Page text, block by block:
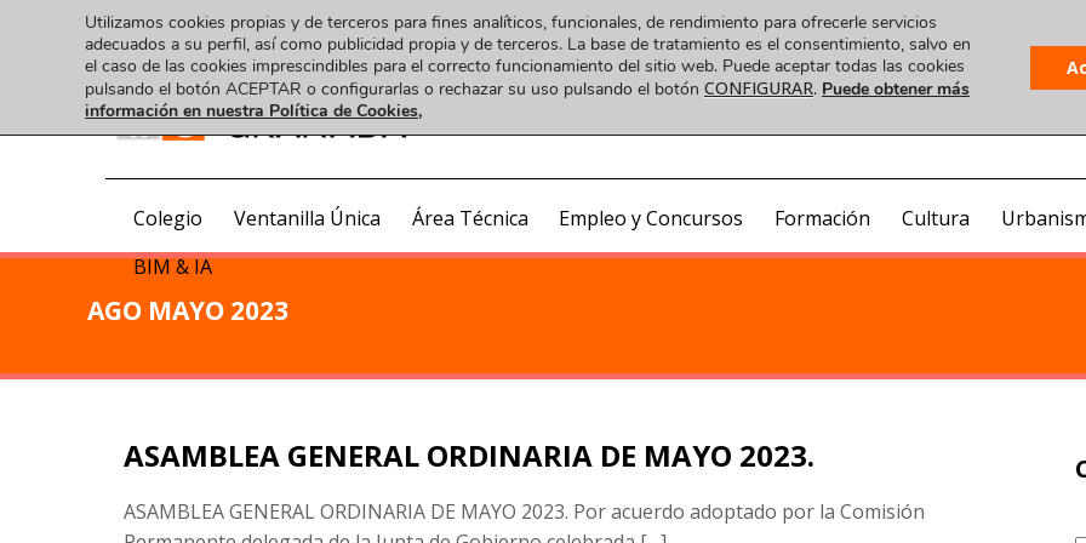
Colegio Ventanilla Única Área Técnica Empleo y Concursos Formación Cultura
BIM & IA
AGO MAYO 2023
ASAMBLEA GENERAL ORDINARIA DE MAYO 2023.
ASAMBLEA GENERAL ORDINARIA DE MAYO 2023. Por acuerdo adoptado por la Comisión
Utilizamos cookies propias y de terceros para fines analíticos, funcionales, de rendimiento para ofrecerle servicios
adecuados a su perfil, así como publicidad propia y de terceros. La base de tratamiento es el consentimiento, salvo en
el caso de las cookies imprescindibles para el correcto funcionamiento del sitio web. Puede aceptar todas las cookies
pulsando el botón ACEPTAR o configurarlas o rechazar su uso pulsando el botón CONFIGURAR. Puede obtener más
información en nuestra Política de Cookies,